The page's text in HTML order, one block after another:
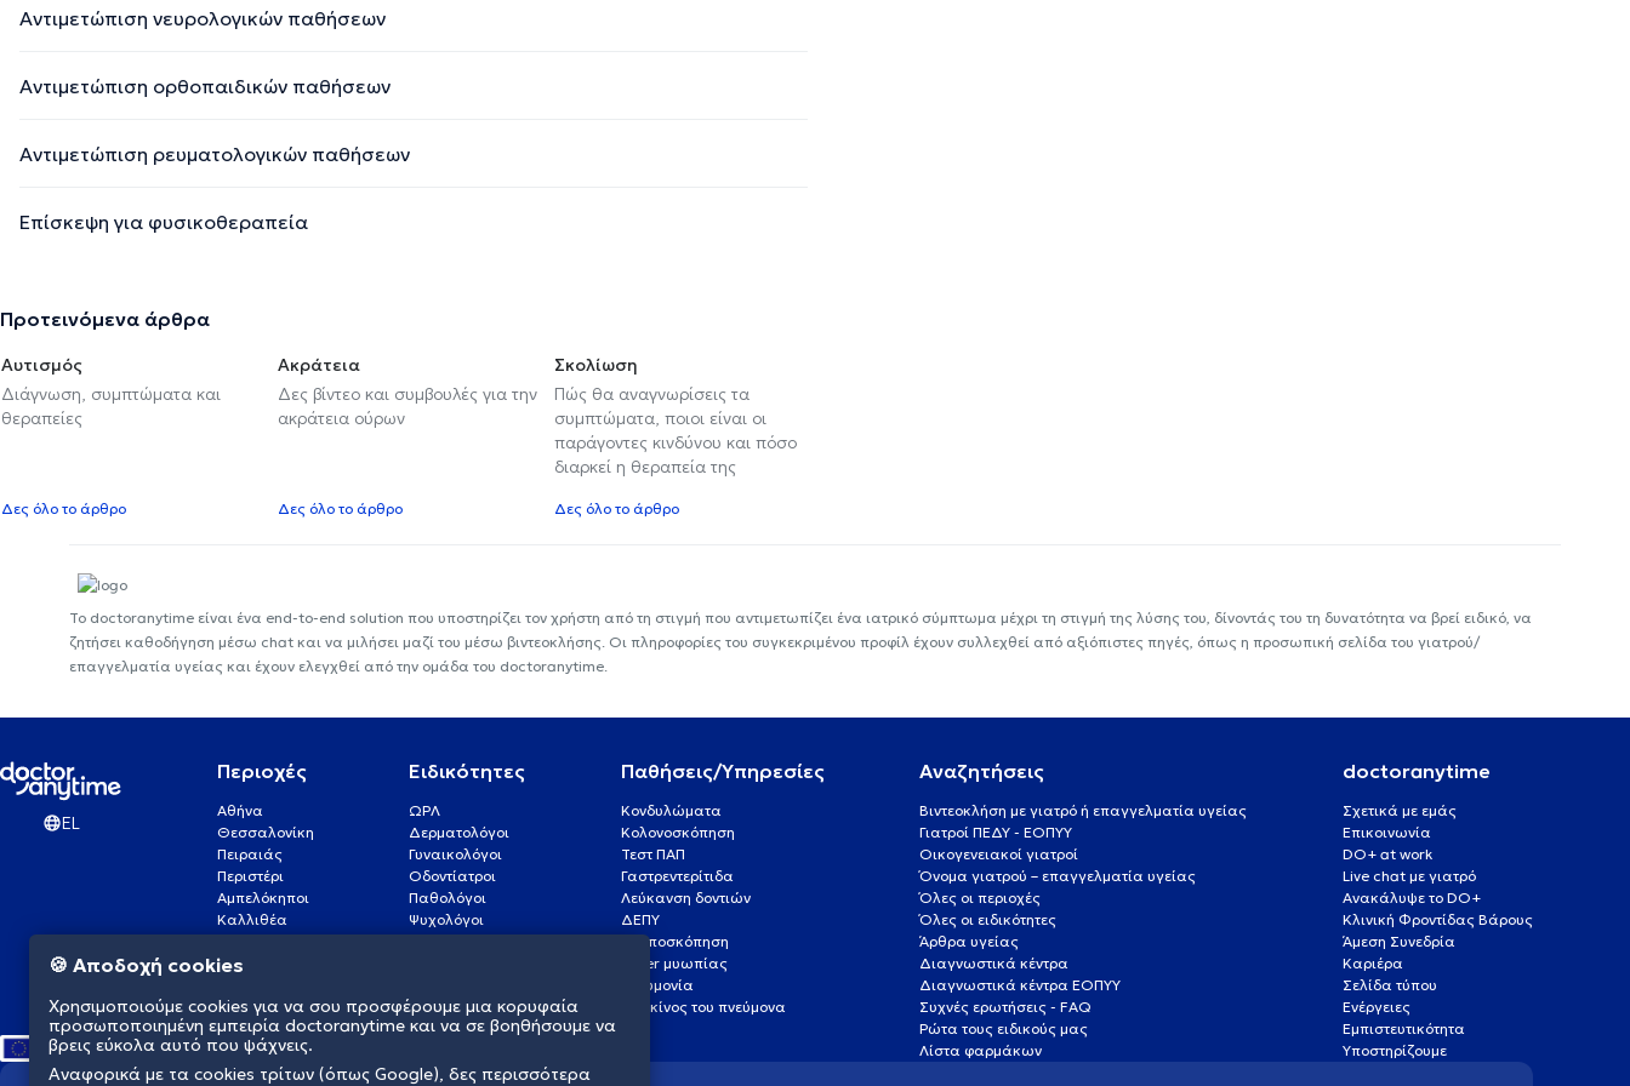
Αντιμετώπιση νευρολογικών παθήσεων
Αντιμετώπιση ορθοπαιδικών παθήσεων
Αντιμετώπιση ρευματολογικών παθήσεων
Επίσκεψη για φυσικοθεραπεία
Προτεινόμενα άρθρα
Αυτισμός
Διάγνωση, συμπτώματα και
θεραπείες
Δες όλο το άρθρο
Ακράτεια
Δες βίντεο και συμβουλές για την
ακράτεια ούρων
Δες όλο το άρθρο
Σκολίωση
Πώς θα αναγνωρίσεις τα
συμπτώματα, ποιοι είναι οι
παράγοντες κινδύνου και πόσο
διαρκεί η θεραπεία της
Δες όλο το άρθρο
Το doctoranytime είναι ένα end-to-end solution που υποστηρίζει τον χρήστη από τη στιγμή που αντιμετωπίζει ένα ιατρικό σύμπτωμα μέχρι τη στιγμή της λύσης του, δίνοντάς του τη δυνατότητα να βρεί ειδικό, να
ζητήσει καθοδήγηση μέσω chat και να μιλήσει μαζί του μέσω βιντεοκλήσης. Οι πληροφορίες του συγκεκριμένου προφίλ έχουν συλλεχθεί από αξιόπιστες πηγές, όπως η προσωπική σελίδα του γιατρού/
επαγγελματία υγείας και έχουν ελεγχθεί από την ομάδα του doctoranytime.
EL
Περιοχές
Αθήνα
Θεσσαλονίκη
Πειραιάς
Περιστέρι
Αμπελόκηποι
Καλλιθέα
Γλυφάδα
Νέα Σμύρνη
Ειδικότητες
ΩΡΛ
Δερματολόγοι
Γυναικολόγοι
Οδοντίατροι
Παθολόγοι
Ψυχολόγοι
Καρδιολόγοι
Παθήσεις/Υπηρεσίες
Κονδυλώματα
Κολονοσκόπηση
Τεστ ΠΑΠ
Γαστρεντερίτιδα
Λεύκανση δοντιών
ΔΕΠΥ
Κολποσκόπηση
Laser μυωπίας
Πνευμονία
Καρκίνος του πνεύμονα
Αναζητήσεις
Βιντεοκλήση με γιατρό ή επαγγελματία υγείας
Γιατροί ΠΕΔΥ - ΕΟΠΥΥ
Οικογενειακοί γιατροί
Όνομα γιατρού – επαγγελματία υγείας
Όλες οι περιοχές
Όλες οι ειδικότητες
Άρθρα υγείας
Διαγνωστικά κέντρα
Διαγνωστικά κέντρα ΕΟΠΥΥ
Συχνές ερωτήσεις - FAQ
Ρώτα τους ειδικούς μας
Λίστα φαρμάκων
doctoranytime
Σχετικά με εμάς
Επικοινωνία
DO+ at work
Live chat με γιατρό
Ανακάλυψε το DO+
Κλινική Φροντίδας Βάρους
Άμεση Συνεδρία
Καριέρα
Σελίδα τύπου
Ενέργειες
Εμπιστευτικότητα
Υποστηρίζουμε
🍪 Αποδοχή cookies
Χρησιμοποιούμε cookies για να σου προσφέρουμε μια κορυφαία
προσωποποιημένη εμπειρία doctoranytime και να σε βοηθήσουμε να
βρεις εύκολα αυτό που ψάχνεις.
Αναφορικά με τα cookies τρίτων (όπως Google), δες περισσότερα